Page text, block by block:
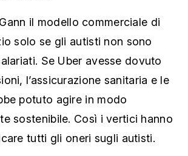
il modello commerciale di
solo se gli autisti non sono
Se Uber avesse dovuto
l’assicurazione sanitaria e le
potuto agire in modo
sostenibile. Così i vertici hanno
tutti gli oneri sugli autisti.